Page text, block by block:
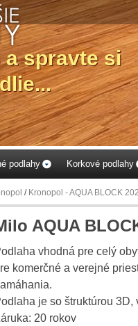
podlahy Korkové podlahy
/ Kronopol - AQUA BLOCK
AQUA
vhodná pre celý
komerčné a verejné
je so štruktúrou
20 rokov